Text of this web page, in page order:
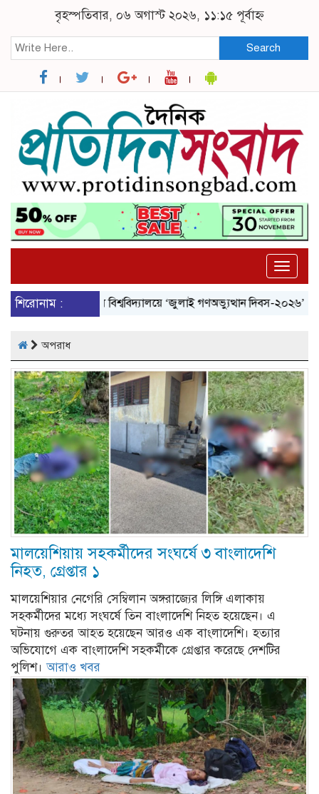
বৃহস্পতিবার, ০৬ অগাস্ট ২০২৬, ১১:১৫ পূর্বাহ্ন
Search
Toggle
শিরোনাম :নজরুল বিশ্ববিদ্যালয়ে ‘জুলাই গণঅভ্যুত্থান দিবস-২০২৬’ উদযাপিত
অপরাধ
মালয়েশিয়ায় সহকর্মীদের সংঘর্ষে ৩ বাংলাদেশি
নিহত, গ্রেপ্তার ১
মালয়েশিয়ার নেগেরি সেম্বিলান অঙ্গরাজ্যের লিঙ্গি এলাকায়
সহকর্মীদের মধ্যে সংঘর্ষে তিন বাংলাদেশি নিহত হয়েছেন। এ
ঘটনায় গুরুতর আহত হয়েছেন আরও এক বাংলাদেশি। হত্যার
অভিযোগে এক বাংলাদেশি সহকর্মীকে গ্রেপ্তার করেছে দেশটির
পুলিশ।আরাও খবর